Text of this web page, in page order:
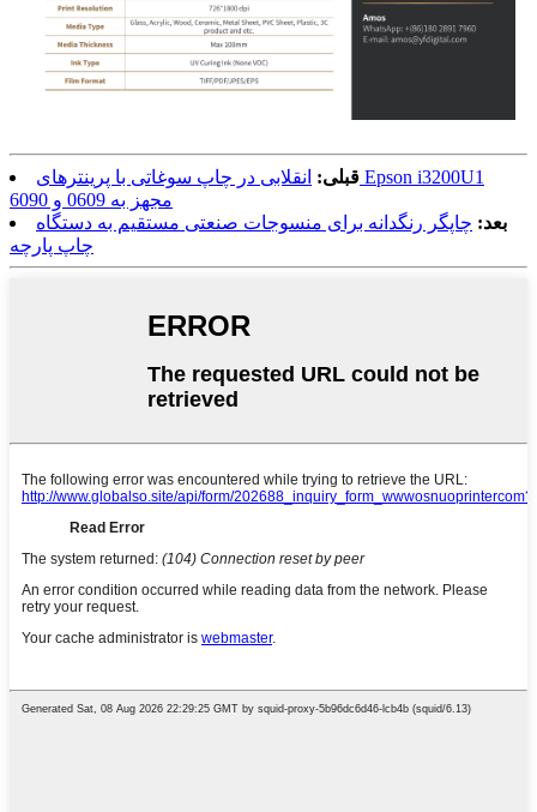
قبلی: انقلابی در چاپ سوغاتی با پرینترهای Epson i3200U1
مجهز به 0609 و 6090
بعد: چاپگر رنگدانه برای منسوجات صنعتی مستقیم به دستگاه
چاپ پارچه